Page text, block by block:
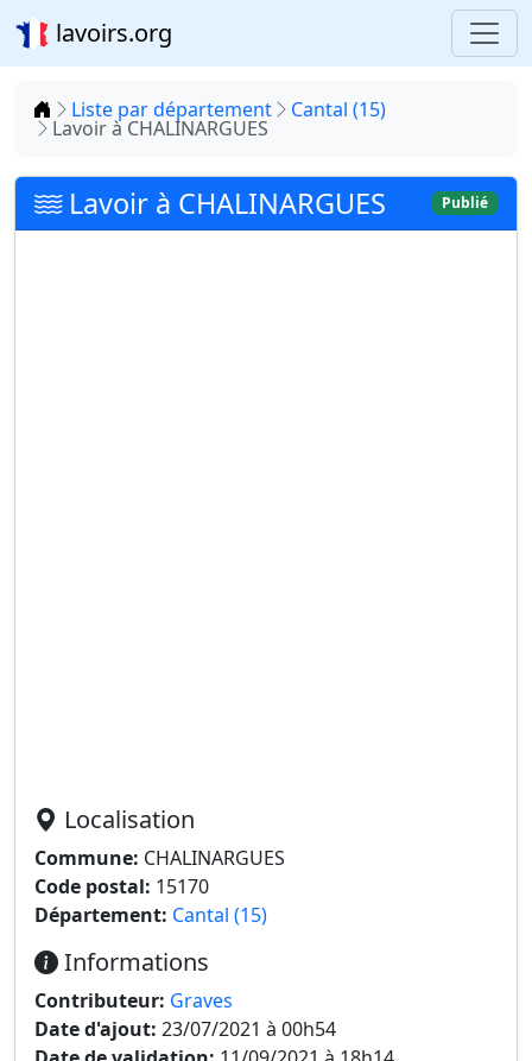
lavoirs.org
Accueil
Liste par département Cantal (15)
Lavoir à CHALINARGUES
Lavoir à CHALINARGUES Publié
Localisation
Commune: CHALINARGUES
Code postal: 15170
Département: Cantal (15)
Informations
Contributeur: Graves
Date d'ajout: 23/07/2021 à 00h54